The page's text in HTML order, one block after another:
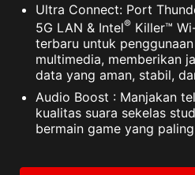
Ultra Connect: Port
5G LAN & Intel® Killer™
terbaru untuk
multimedia, memberikan
data yang aman, stabil,
Audio Boost : Manjakan
kualitas suara sekelas
bermain game yang